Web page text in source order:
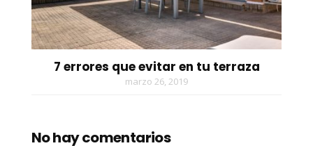
7 errores que evitar en tu terraza
marzo 26, 2019
No hay comentarios